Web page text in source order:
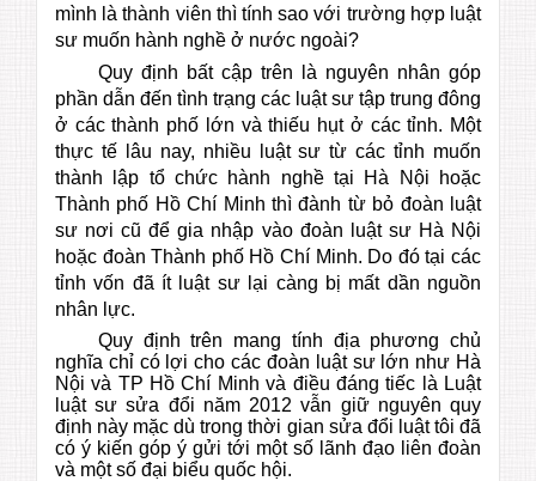
mình là thành viên thì tính sao với trường hợp luật
sư muốn hành nghề ở nước ngoài?
Quy định bất cập trên là nguyên nhân góp
phần dẫn đến tình trạng các luật sư tập trung đông
ở các thành phố lớn và thiếu hụt ở các tỉnh. Một
thực tế lâu nay, nhiều luật sư từ các tỉnh muốn
thành lập tổ chức hành nghề tại Hà Nội hoặc
Thành phố Hồ Chí Minh thì đành từ bỏ đoàn luật
sư nơi cũ để gia nhập vào đoàn luật sư Hà Nội
hoặc đoàn Thành phố Hồ Chí Minh. Do đó tại các
tỉnh vốn đã ít luật sư lại càng bị mất dần nguồn
nhân lực.
Quy định trên mang tính địa phương chủ
nghĩa chỉ có lợi cho các đoàn luật sư lớn như Hà
Nội và TP Hồ Chí Minh và điều đáng tiếc là Luật
luật sư sửa đổi năm 2012 vẫn giữ nguyên quy
định này mặc dù trong thời gian sửa đổi luật tôi đã
có ý kiến góp ý gửi tới một số lãnh đạo liên đoàn
và một số đại biểu quốc hội.